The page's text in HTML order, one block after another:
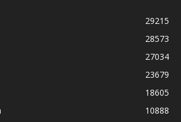
29215
28573
27034
23679
18605
10888